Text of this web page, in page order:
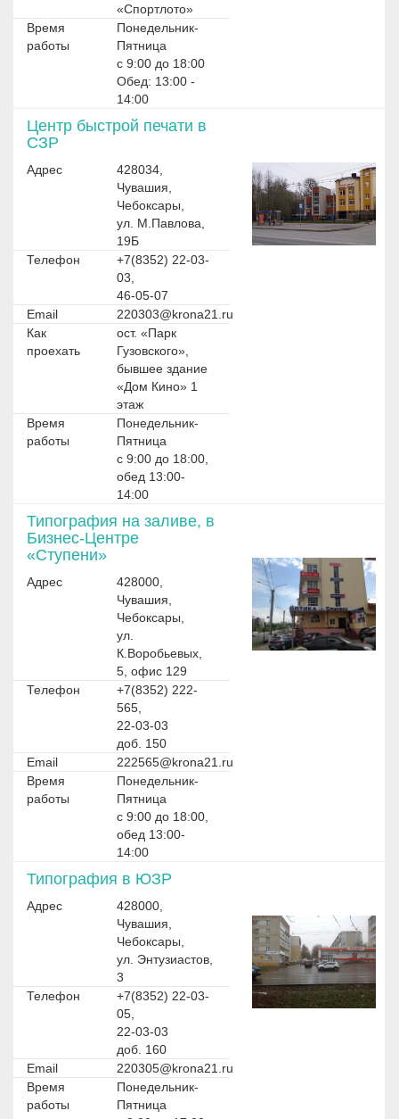
«Спортлото»
Время
работы
Понедельник-
Пятница
с 9:00 до 18:00
Обед: 13:00 -
14:00
Центр быстрой печати в
СЗР
Адрес
428034,
Чувашия,
Чебоксары,
ул. М.Павлова,
19Б
Телефон
+7(8352) 22-03-
03,
46-05-07
Email
220303@krona21.ru
Как
проехать
ост. «Парк
Гузовского»,
бывшее здание
«Дом Кино» 1
этаж
Время
работы
Понедельник-
Пятница
с 9:00 до 18:00,
обед 13:00-
14:00
Типография на заливе, в
Бизнес-Центре
«Ступени»
Адрес
428000,
Чувашия,
Чебоксары,
ул.
К.Воробьевых,
5, офис 129
Телефон
+7(8352) 222-
565,
22-03-03
доб. 150
Email
222565@krona21.ru
Время
работы
Понедельник-
Пятница
с 9:00 до 18:00,
обед 13:00-
14:00
Типография в ЮЗР
Адрес
428000,
Чувашия,
Чебоксары,
ул. Энтузиастов,
3
Телефон
+7(8352) 22-03-
05,
22-03-03
доб. 160
Email
220305@krona21.ru
Время
работы
Понедельник-
Пятница